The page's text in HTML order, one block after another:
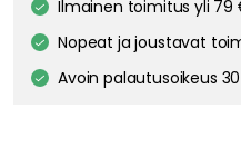
Ilmainen toimitus yli 79
Nopeat ja joustavat
Avoin palautusoikeus